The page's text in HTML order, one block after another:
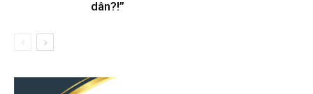
dân?!”